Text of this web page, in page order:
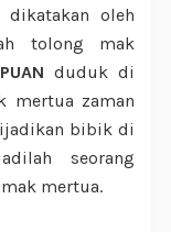
dikatakan oleh
tolong mak
PUANduduk di
mertua zaman
bibik di
seorang
mertua.